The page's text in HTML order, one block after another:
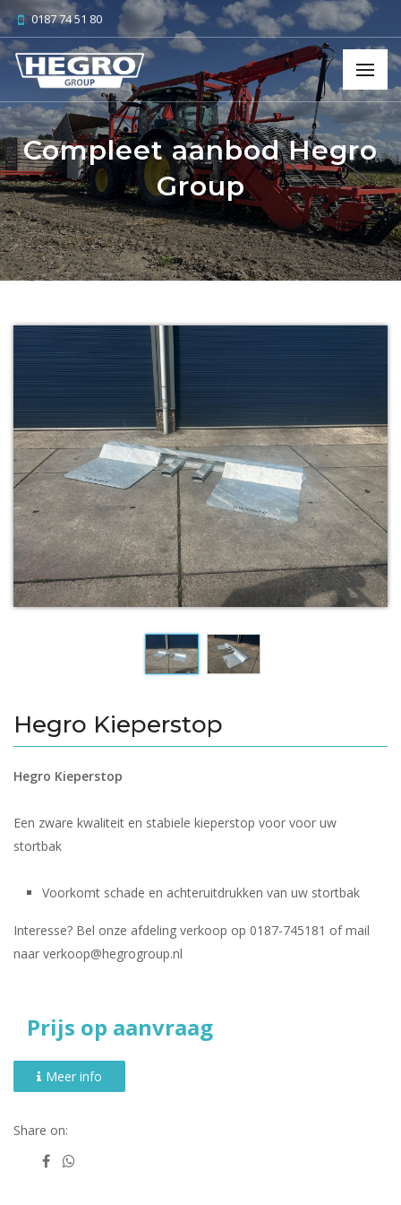
0187 74 51 80
Compleet aanbod Hegro
Group
Hegro Kieperstop
Hegro Kieperstop
Een zware kwaliteit en stabiele kieperstop voor voor uw
stortbak
Voorkomt schade en achteruitdrukken van uw stortbak
Interesse? Bel onze afdeling verkoop op 0187-745181 of mail
naar verkoop@hegrogroup.nl
Prijs op aanvraag
Meer info
Share on: